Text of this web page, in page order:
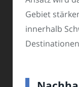
Gebiet
innerhalb